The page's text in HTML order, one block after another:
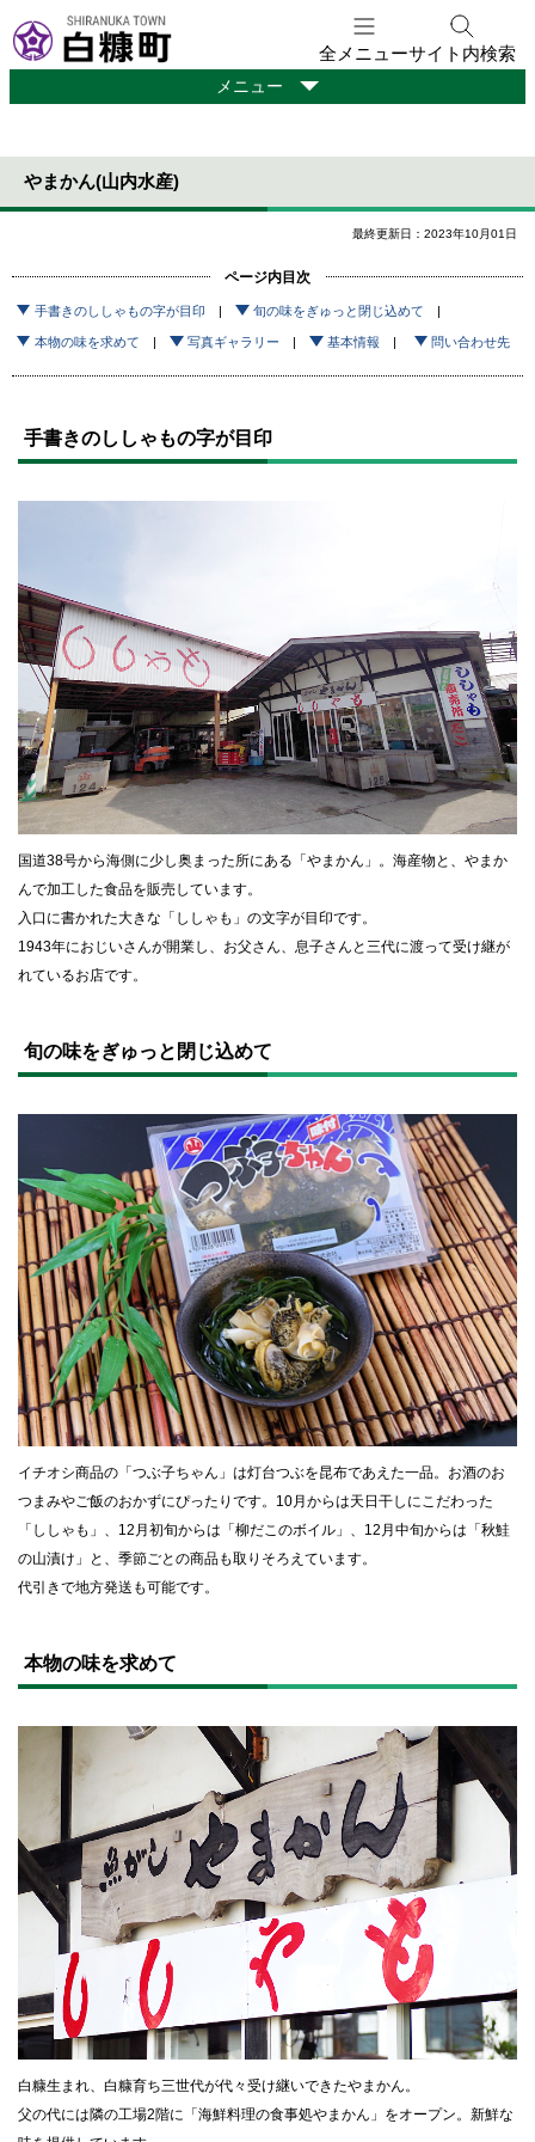
文
へ
ュ
へ
全メニューサイト内検索
観
光
移
情
メニュー
やまかん(山内水産)
最終更新日：2023年10月01日
ページ内目次
手書きのししゃもの字が目印 旬の味をぎゅっと閉じ込めて
本物の味を求めて 写真ギャラリー 基本情報 問い合わせ先
手書きのししゃもの字が目印
国道38号から海側に少し奥まった所にある「やまかん」。海産物と、やまか
んで加工した食品を販売しています。
入口に書かれた大きな「ししゃも」の文字が目印です。
1943年におじいさんが開業し、お父さん、息子さんと三代に渡って受け継が
れているお店です。
ッ
プ
旬の味をぎゅっと閉じ込めて
イチオシ商品の「つぶ子ちゃん」は灯台つぶを昆布であえた一品。お酒のお
つまみやご飯のおかずにぴったりです。10月からは天日干しにこだわった
「ししゃも」、12月初旬からは「柳だこのボイル」、12月中旬からは「秋鮭
の山漬け」と、季節ごとの商品も取りそろえています。
代引きで地方発送も可能です。
プ本物の味を求めて
白糠生まれ、白糠育ち三世代が代々受け継いできたやまかん。
父の代には隣の工場2階に「海鮮料理の食事処やまかん」をオープン。新鮮な